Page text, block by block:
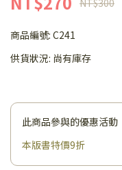
NT$300
商品編號: C241
供貨狀況: 尚有庫存
此商品參與的優惠活動
本版書特價9折